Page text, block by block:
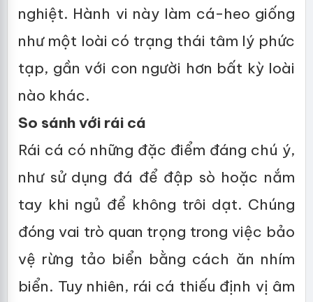
nghiệt. Hành vi này làm cá-heo giống
như một loài có trạng thái tâm lý phức
tạp, gần với con người hơn bất kỳ loài
nào khác.
So sánh với rái cá
Rái cá có những đặc điểm đáng chú ý,
như sử dụng đá để đập sò hoặc nắm
tay khi ngủ để không trôi dạt. Chúng
đóng vai trò quan trọng trong việc bảo
vệ rừng tảo biển bằng cách ăn nhím
biển. Tuy nhiên, rái cá thiếu định vị âm